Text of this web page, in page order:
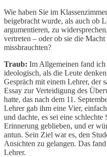
Wie haben Sie im
beigebracht wurde, als auch ob
argumentieren, zu
vertreten – oder ob sie die
missbrauchten?
Traub: Im Allgemeinen fand
ideologisch, als die Leute
Gespräch mit einem Lehrer, der
Essay zur Verteidigung des
hatte, das nach dem 11.
Lehrer gab ihm eine Vier,
und dachte, es sei eine schlechte
Erinnerung geblieben, und er
antun. Sein Ziel war es, den
Ansichten zu gelangen. Das
Lehrer.